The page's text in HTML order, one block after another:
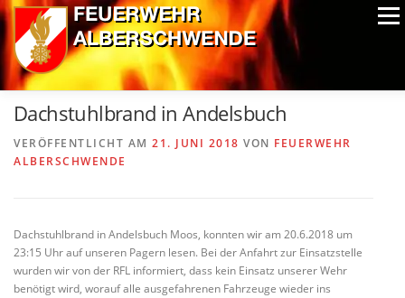
Zum
Inhalt
springen
Menü
ALPIN-NASSWETTBEWERB MITGLIEDER
AUSRÜSTUNG CHRONIK EXTRAS
Dachstuhlbrand in Andelsbuch
VERÖFFENTLICHT AM 21. JUNI 2018 VON FEUERWEHR
ALBERSCHWENDE
Dachstuhlbrand in Andelsbuch Moos, konnten wir am 20.6.2018 um
23:15 Uhr auf unseren Pagern lesen. Bei der Anfahrt zur Einsatzstelle
wurden wir von der RFL informiert, dass kein Einsatz unserer Wehr
benötigt wird, worauf alle ausgefahrenen Fahrzeuge wieder ins